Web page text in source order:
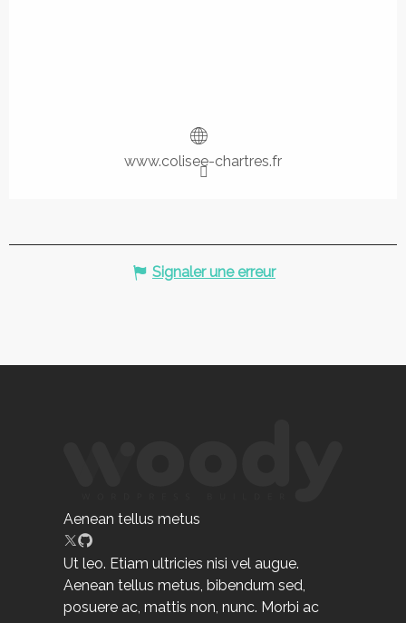
www.colisee-chartres.fr
Signaler une erreur
Aenean tellus metus
Ut leo. Etiam ultricies nisi vel augue.
Aenean tellus metus, bibendum sed,
posuere ac, mattis non, nunc. Morbi ac